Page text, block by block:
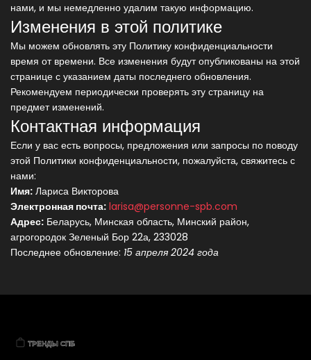
нами, и мы немедленно удалим такую информацию.
Изменения в этой политике
Мы можем обновлять эту Политику конфиденциальности
время от времени. Все изменения будут опубликованы на этой
странице с указанием даты последнего обновления.
Рекомендуем периодически проверять эту страницу на
предмет изменений.
Контактная информация
Если у вас есть вопросы, предложения или запросы по поводу
этой Политики конфиденциальности, пожалуйста, свяжитесь с
нами:
Имя: Лариса Викторова
Электронная почта: larisa@personne-spb.com
Адрес: Беларусь, Минская область, Минский район,
агрогородок Зеленый Бор 22а, 233028
Последнее обновление: 15 апреля 2024 года